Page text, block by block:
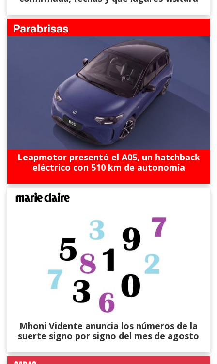
Leapmotor presentó el A05, un hatchback
eléctrico con 510 km de autonomía
Mhoni Vidente anuncia los números de la
suerte signo por signo del mes de agosto